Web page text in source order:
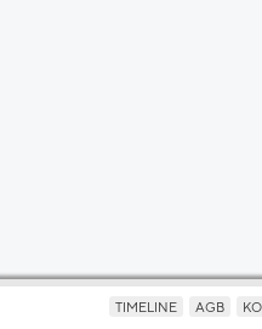
TIMELINE AGB